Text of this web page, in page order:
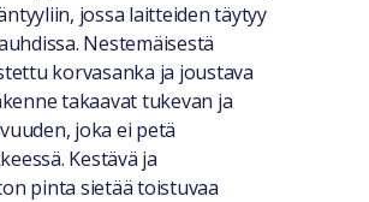
jossa laitteiden täytyy
Nestemäisestä
korvasanka ja joustava
takaavat tukevan ja
joka ei petä
Kestävä ja
pinta sietää toistuvaa